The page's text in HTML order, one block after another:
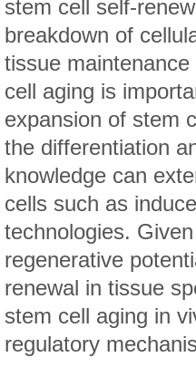
stem cell self-
breakdown of
tissue
cell aging is
expansion of stem
the differentiation
knowledge can
cells such as
technologies.
regenerative
renewal in tissue
stem cell aging in
regulatory